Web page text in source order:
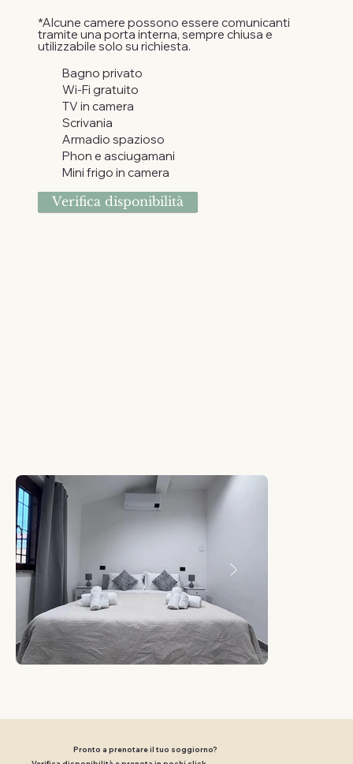
*Alcune camere possono essere comunicanti
tramite una porta interna, sempre chiusa e
utilizzabile solo su richiesta.
Bagno privato
Wi-Fi gratuito
TV in camera
Scrivania
Armadio spazioso
Phon e asciugamani
Mini frigo in camera
Verifica disponibilità
Pronto a prenotare il tuo soggiorno?